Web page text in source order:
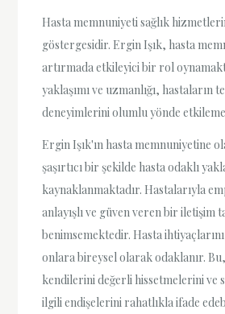
Hasta memnuniyeti sağlık
göstergesidir. Ergin Işık, hasta
artırmada etkileyici bir rol
yaklaşımı ve uzmanlığı, hastaların
deneyimlerini olumlu yönde
Ergin Işık'ın hasta memnuniyetine
şaşırtıcı bir şekilde hasta odaklı
kaynaklanmaktadır. Hastalarıyla
anlayışlı ve güven veren bir iletişim
benimsemektedir. Hasta
onlara bireysel olarak odaklanır.
kendilerini değerli hissetmelerini ve
ilgili endişelerini rahatlıkla ifade